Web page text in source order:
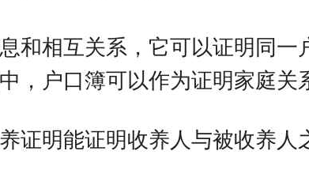
和相互关系，它可以证明同一
，户口簿可以作为证明家庭关
证明能证明收养人与被收养人